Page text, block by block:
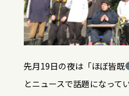
先月19日の夜は「ほぼ皆既
とニュースで話題になって